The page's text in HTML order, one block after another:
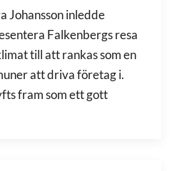
Johansson inledde
Falkenbergs resa
till att rankas som en
att driva företag i.
fram som ett gott